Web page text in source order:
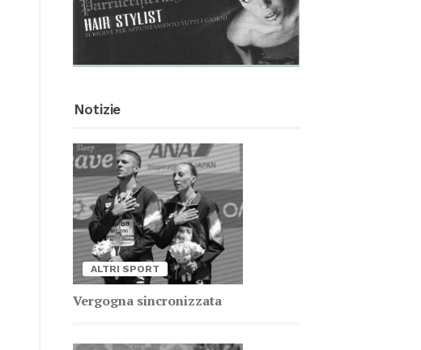
No­ti­zie
AL­TRI SPORT
Ver­go­gna sin­cro­niz­za­ta